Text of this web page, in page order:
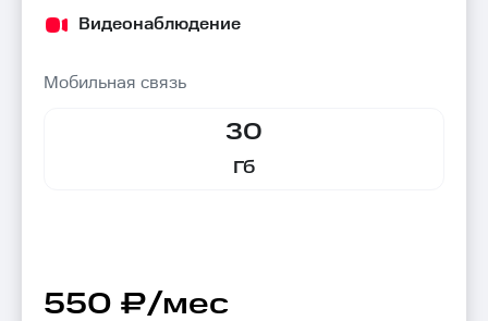
Видеонаблюдение
Мобильная связь
30
Гб
550 ₽/мес